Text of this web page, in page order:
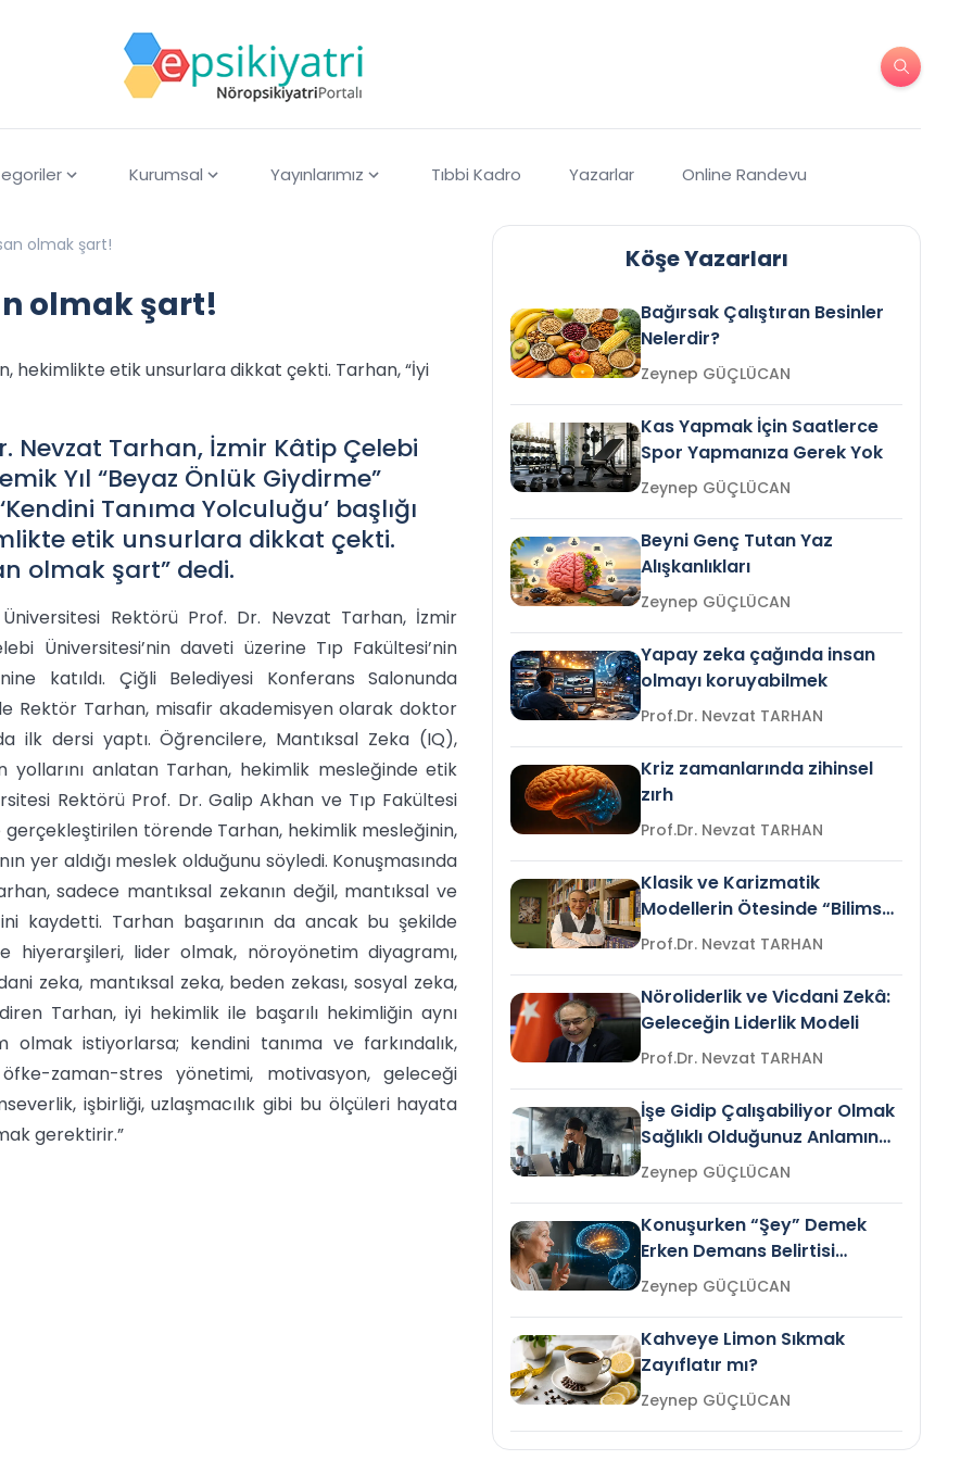
Kurumsal Yayınlarımız Tıbbi Kadro Yazarlar Online Randevu
olmak şart!
olmak şart!
hekimlikte etik unsurlara dikkat çekti. Tarhan, “İyi
Nevzat Tarhan, İzmir Kâtip Çelebi
Yıl “Beyaz Önlük Giydirme”
Tanıma Yolculuğu’ başlığı
etik unsurlara dikkat çekti.
olmak şart” dedi.
tesi Rektörü Prof. Dr. Nevzat Tarhan, İzmir
Üniversitesi’nin daveti üzerine Tıp Fakültesi’nin
katıldı. Çiğli Belediyesi Konferans Salonunda
Rektör Tarhan, misafir akademisyen olarak doktor
ilk dersi yaptı. Öğrencilere, Mantıksal Zeka (IQ),
yollarını anlatan Tarhan, hekimlik mesleğinde etik
Rektörü Prof. Dr. Galip Akhan ve Tıp Fakültesi
gerçekleştirilen törende Tarhan, hekimlik mesleğinin,
yer aldığı meslek olduğunu söyledi. Konuşmasında
sadece mantıksal zekanın değil, mantıksal ve
kaydetti. Tarhan başarının da ancak bu şekilde
lider olmak, nöroyönetim diyagramı,
zeka, mantıksal zeka, beden zekası, sosyal zeka,
Tarhan, iyi hekimlik ile başarılı hekimliğin aynı
olmak istiyorlarsa; kendini tanıma ve farkındalık,
zaman-stres yönetimi, motivasyon, geleceği
işbirliği, uzlaşmacılık gibi bu ölçüleri hayata
gerektirir.”
Köşe Yazarları
Bağırsak Çalıştıran Besinler
Nelerdir?
Zeynep GÜÇLÜCAN
Kas Yapmak İçin Saatlerce
Spor Yapmanıza Gerek Yok
Zeynep GÜÇLÜCAN
Beyni Genç Tutan Yaz
Alışkanlıkları
Zeynep GÜÇLÜCAN
Yapay zeka çağında insan
olmayı koruyabilmek
Prof.Dr. Nevzat TARHAN
Kriz zamanlarında zihinsel
zırh
Prof.Dr. Nevzat TARHAN
Klasik ve Karizmatik
Modellerin Ötesinde “Bilimsel
Liderlik”
Prof.Dr. Nevzat TARHAN
Nöroliderlik ve Vicdani Zekâ:
Geleceğin Liderlik Modeli
Prof.Dr. Nevzat TARHAN
İşe Gidip Çalışabiliyor Olmak
Sağlıklı Olduğunuz Anlamına
Gelir mi?Zeynep GÜÇLÜCAN
Konuşurken “Şey” Demek
Erken Demans Belirtisi
Olabilir mi?Zeynep GÜÇLÜCAN
Kahveye Limon Sıkmak
Zayıflatır mı?
Zeynep GÜÇLÜCAN